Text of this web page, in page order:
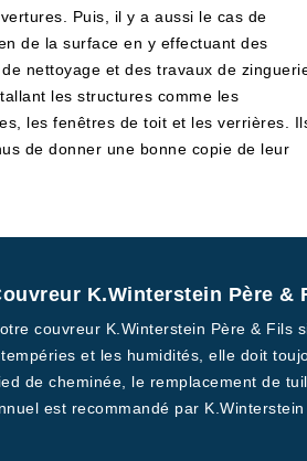
Puis, il y a aussi le cas de
de la surface en y effectuant des
nettoyage et des travaux de
les structures comme les
les fenêtres de toit et les verrières.
de donner une bonne copie de leur
K.Winterstein Père &
couvreur K.Winterstein Père & Fils
et les humidités, elle doit
de cheminée, le remplacement de
est recommandé par